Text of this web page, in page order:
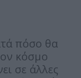
πόσο θα
κόσμο
σε άλλες